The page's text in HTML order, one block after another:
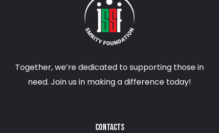
Together, we’re dedicated to supporting those in
need. Join us in making a difference today!
CONTACTS